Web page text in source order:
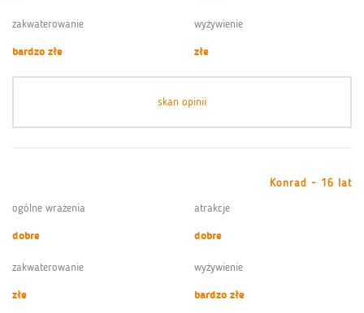
zakwaterowanie
bardzo złe
wyżywienie
złe
skan opinii
Konrad - 16 lat
ogólne wrażenia
dobre
atrakcje
dobre
zakwaterowanie
złe
wyżywienie
bardzo złe